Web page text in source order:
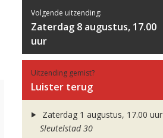
Volgende uitzending:
Zaterdag 8 augustus, 17.00
uur
Uitzending gemist?
Luister terug
Zaterdag 1 augustus, 17.00 uur
Sleutelstad 30